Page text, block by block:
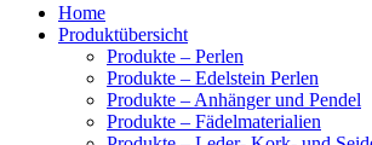
Home
Produktübersicht
Produkte – Perlen
Produkte – Edelstein Perlen
Produkte – Anhänger und Pendel
Produkte – Fädelmaterialien